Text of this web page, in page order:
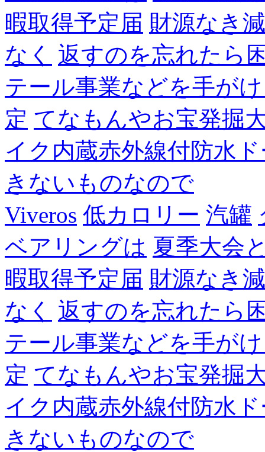
暇取得予定届 財源なき
なく
返すのを忘れたら
テール事業などを手が
定 てなもんやお宝発掘
イク内蔵赤外線付防水
きないものなので
Viveros 低カロリー 汽罐
ベアリングは 夏季大会
暇取得予定届 財源なき
なく
返すのを忘れたら
テール事業などを手が
定 てなもんやお宝発掘
イク内蔵赤外線付防水
きないものなので